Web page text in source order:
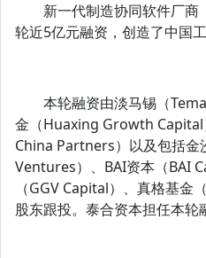
新一代制造协同软件厂商
轮近5亿元融资，创造了中国
本轮融资由淡马锡（
金（Huaxing Growth
China Partners）以及包括金
Ventures）、BAI资本（BAI
（GGV Capital）、真格基
股东跟投。泰合资本担任本轮